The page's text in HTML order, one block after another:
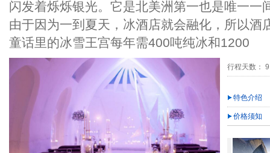
闪发着烁烁银光。它是北美洲第一也是唯一一
由于因为一到夏天，冰酒店就会融化，所以酒
童话里的冰雪王宫每年需400吨纯冰和1200
行程天数：
特色介绍
价格须知